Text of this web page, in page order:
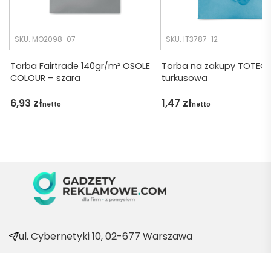
tko się
Dzięku
ję za
obsłu
pani
kty
SKU: MO2098-07
Torba Fairtrade 140gr/m² OSOLE
COLOUR – szara
6,93 złnetto
SKU: IT3787-12
Torba na zakupy
turkusowa
1,47 złnetto
ul. Cybernetyki 10, 02-677 Warszawa